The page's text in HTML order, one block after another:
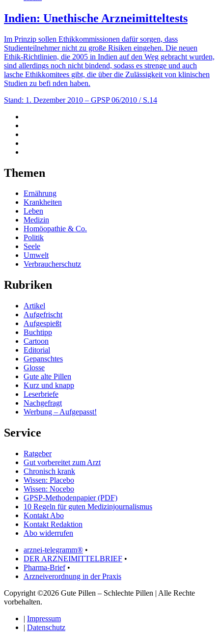
Indien: Unethische Arzneimitteltests
Im Prinzip sollen Ethikkommissionen dafür sorgen, dass
Studienteilnehmer nicht zu große Risiken eingehen. Die neuen
Ethik-Richtlinien, die 2005 in Indien auf den Weg gebracht wurden,
sind allerdings noch nicht bindend, sodass es strenge und auch
lasche Ethikkomitees gibt, die über die Zulässigkeit von klinischen
Studien zu befi nden haben.
Stand: 1. Dezember 2010 – GPSP 06/2010 / S.14
Themen
Ernährung
Krankheiten
Leben
Medizin
Homöopathie & Co.
Politik
Seele
Umwelt
Verbraucherschutz
Rubriken
Artikel
Aufgefrischt
Aufgespießt
Buchtipp
Cartoon
Editorial
Gepanschtes
Glosse
Gute alte Pillen
Kurz und knapp
Leserbriefe
Nachgefragt
Werbung – Aufgepasst!
Service
Ratgeber
Gut vorbereitet zum Arzt
Chronisch krank
Wissen: Placebo
Wissen: Nocebo
GPSP-Methodenpapier (PDF)
10 Regeln für guten Medizinjournalismus
Kontakt Abo
Kontakt Redaktion
Abo widerrufen
arznei-telegramm® •
DER ARZNEIMITTELBRIEF •
Pharma-Brief•
Arzneiverordnung in der Praxis
Copyright ©2026 Gute Pillen – Schlechte Pillen | Alle Rechte
vorbehalten.
| Impressum
| Datenschutz